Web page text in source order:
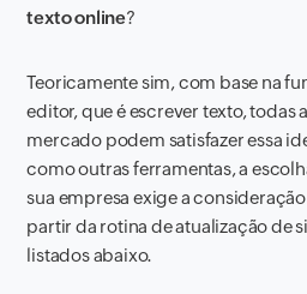
texto online?
Teoricamente sim, com base na
editor, que é escrever texto, todas
mercado podem satisfazer essa
como outras ferramentas, a
sua empresa exige a
partir da rotina de atualização de
listados abaixo.